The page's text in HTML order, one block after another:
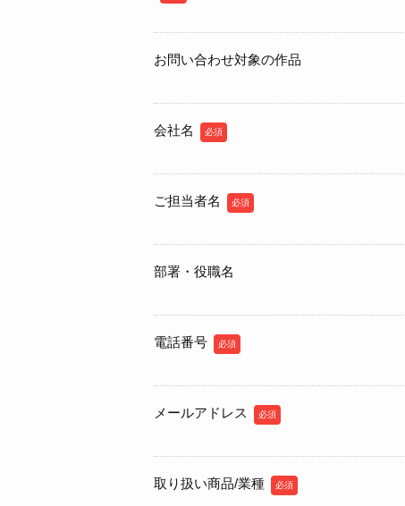
お問い合わせ対象の作品
会社名 必須
ご担当者名 必須
部署・役職名
電話番号 必須
メールアドレス 必須
取り扱い商品/業種 必須